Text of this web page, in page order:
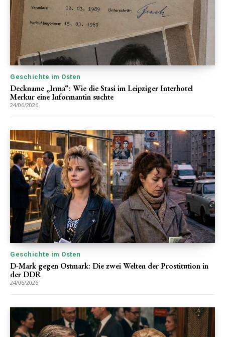
Geschichte im Osten
Deckname „Irma“: Wie die Stasi im Leipziger Interhotel
Merkur eine Informantin suchte
24/06/2026
Geschichte im Osten
D-Mark gegen Ostmark: Die zwei Welten der Prostitution in
der DDR
24/06/2026